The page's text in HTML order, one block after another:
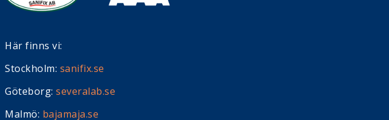
Här finns vi:
Stockholm: sanifix.se
Göteborg: severalab.se
Malmö: bajamaja.se